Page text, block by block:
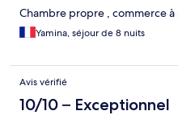
Chambre propre , commerce
Yamina, séjour de 8 nuits
Avis vérifié
10/10 – Exceptionnel